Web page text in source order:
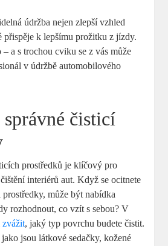
údržba nejen zlepší vzhled
přispěje k lepšímu prožitku z jízdy.
a s trochou cviku se z vás může
v údržbě automobilového
čisticí
prostředků je klíčový pro
interiérů aut. Když se ocitnete
může být nabídka
rozhodnout, co vzít s sebou? V
zvážit, jaký typ povrchu budete čistit.
jsou látkové sedačky, kožené